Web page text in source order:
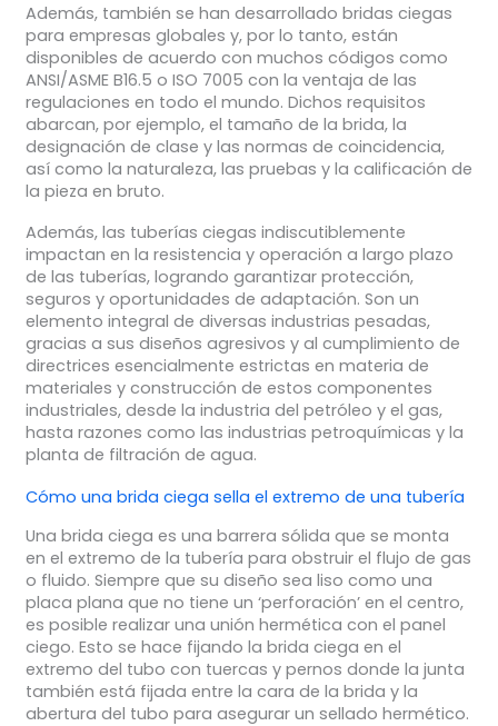
Además, también se han desarrollado bridas ciegas
para empresas globales y, por lo tanto, están
disponibles de acuerdo con muchos códigos como
ANSI/ASME B16.5 o ISO 7005 con la ventaja de las
regulaciones en todo el mundo. Dichos requisitos
abarcan, por ejemplo, el tamaño de la brida, la
designación de clase y las normas de coincidencia,
así como la naturaleza, las pruebas y la calificación de
la pieza en bruto.
Además, las tuberías ciegas indiscutiblemente
impactan en la resistencia y operación a largo plazo
de las tuberías, logrando garantizar protección,
seguros y oportunidades de adaptación. Son un
elemento integral de diversas industrias pesadas,
gracias a sus diseños agresivos y al cumplimiento de
directrices esencialmente estrictas en materia de
materiales y construcción de estos componentes
industriales, desde la industria del petróleo y el gas,
hasta razones como las industrias petroquímicas y la
planta de filtración de agua.
Cómo una brida ciega sella el extremo de una tubería
Una brida ciega es una barrera sólida que se monta
en el extremo de la tubería para obstruir el flujo de gas
o fluido. Siempre que su diseño sea liso como una
placa plana que no tiene un ‘perforación’ en el centro,
es posible realizar una unión hermética con el panel
ciego. Esto se hace fijando la brida ciega en el
extremo del tubo con tuercas y pernos donde la junta
también está fijada entre la cara de la brida y la
abertura del tubo para asegurar un sellado hermético.